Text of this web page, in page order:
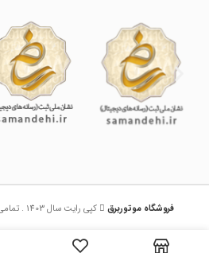
فروشگاه موتوربرق کپی رایت سال 1403 . تمامی حقوق سایت محفوظ می باشد.